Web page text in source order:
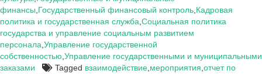
финансы Государственный финансовый контроль Кадровая
политика и государственная служба Социальная политика
государства и управление социальным развитием
персонала Управление государственной
собственностью Управление государственными и муниципальными
заказами
Tagged взаимодействие мероприятия отчет по